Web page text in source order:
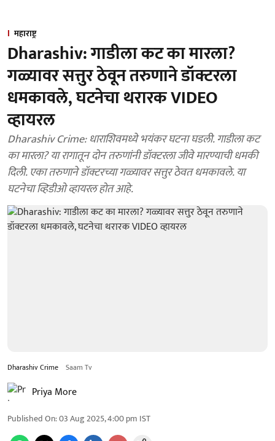
महाराष्ट्र
Dharashiv: गाडीला कट का मारला?
गळ्यावर सत्तुर ठेवून तरुणाने डॉक्टरला
धमकावले, घटनेचा थरारक VIDEO
व्हायरल
Dharashiv Crime: धाराशिवमध्ये भयंकर घटना घडली. गाडीला कट
का मारला? या रागातून दोन तरुणांनी डॉक्टरला जीवे मारण्याची धमकी
दिली. एका तरुणाने डॉक्टरच्या गळ्यावर सत्तुर ठेवत धमकावले. या
घटनेचा व्हिडीओ व्हायरल होत आहे.
Dharashiv Crime Saam Tv
Priya More
Published On:03 Aug 2025, 4:00 pm IST